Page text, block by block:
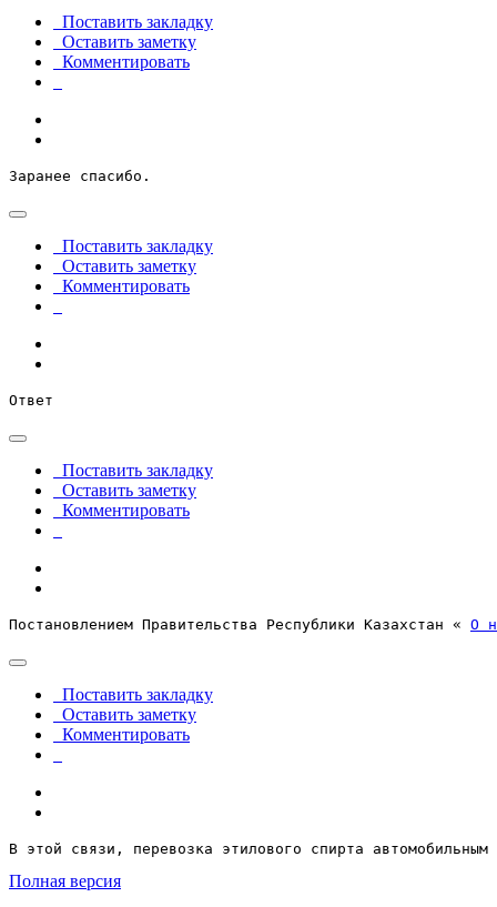
Поставить закладку
Оставить заметку
Комментировать
Заранее спасибо.
Поставить закладку
Оставить заметку
Комментировать
Ответ
Поставить закладку
Оставить заметку
Комментировать
Постановлением Правительства Республики Казахстан « О
Поставить закладку
Оставить заметку
Комментировать
В этой связи, перевозка этилового спирта
Полная версия